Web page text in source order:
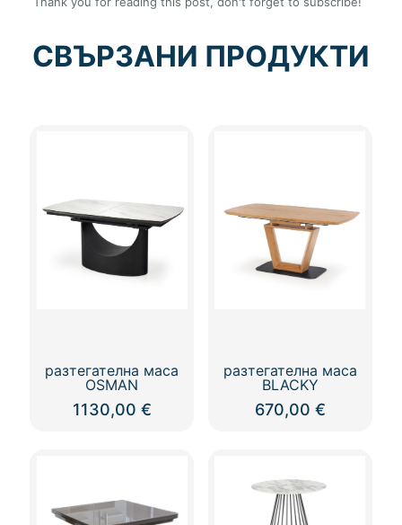
СВЪРЗАНИ ПРОДУКТИ
разтегателна маса
OSMAN
1130,00 €
разтегателна маса
BLACKY
670,00 €